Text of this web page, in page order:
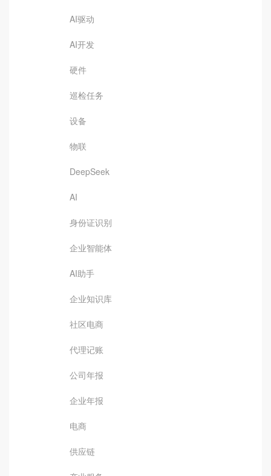
AI驱动
AI开发
硬件
巡检任务
设备
物联
DeepSeek
AI
身份证识别
企业智能体
AI助手
企业知识库
社区电商
代理记账
公司年报
企业年报
电商
供应链